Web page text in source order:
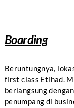
Boarding
Beruntungnya,
first class Etihad.
berlangsung
penumpang di